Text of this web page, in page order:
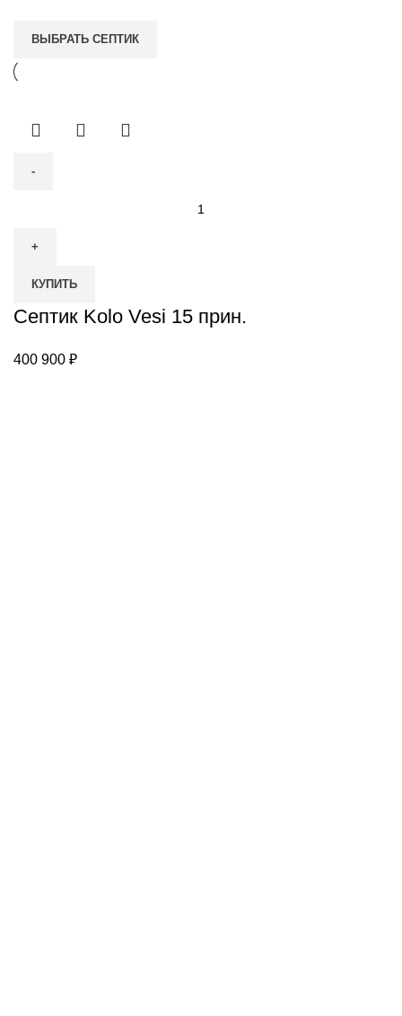
ВЫБРАТЬ СЕПТИК
Септик
Vesi
15
КУПИТЬ
Септик Kolo Vesi 15 прин.
400 900 ₽